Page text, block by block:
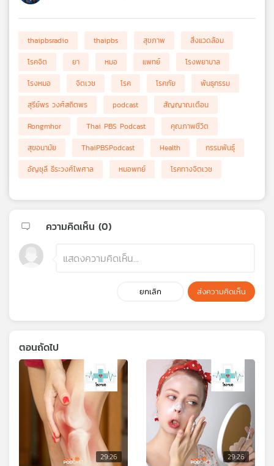
thaipbsradio thaipbs สุขภาพ
สิ่งแวดล้อม
โรคจิต
ยา หมอ แพทย์
โรงพยาบาล
โรงหมอ
จิตเวช โรค โรคภัย
พันธุกรรม
สุรีย์พร วงศ์สถิตพร
podcast
สัญญาณเตือน
Rongmhor
Thai PBS Podcast
คุณภาพชีวิต
สุขอนามัย
ThaiPBSPodcast Health
กรรมพันธุ์
อัญชุลี ธีระวงศ์ไพศาล
หมอพทย์ โรคทางจิตเวช
ความคิดเห็น (0)
ยกเลิก ส่งความคิดเห็น
ตอนถัดไป
29:26 29:26